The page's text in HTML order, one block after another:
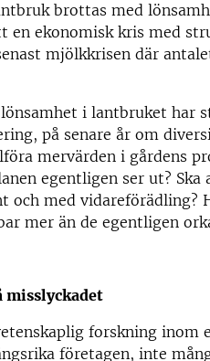
brottas med
en ekonomisk kris med
mjölkkrisen där
i lantbruket har
på senare år om
mervärden i gårdens
egentligen ser ut?
och med vidareförädling?
mer än de egentligen
forskning inom
företagen, inte